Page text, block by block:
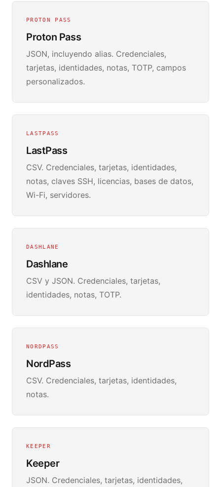
PROTON PASS
Proton Pass
JSON, incluyendo alias. Credenciales,
tarjetas, identidades, notas, TOTP, campos
personalizados.
LASTPASS
LastPass
CSV. Credenciales, tarjetas, identidades,
notas, claves SSH, licencias, bases de datos,
Wi-Fi, servidores.
DASHLANE
Dashlane
CSV y JSON. Credenciales, tarjetas,
identidades, notas, TOTP.
NORDPASS
NordPass
CSV. Credenciales, tarjetas, identidades,
notas.
KEEPER
Keeper
JSON. Credenciales, tarjetas, identidades,